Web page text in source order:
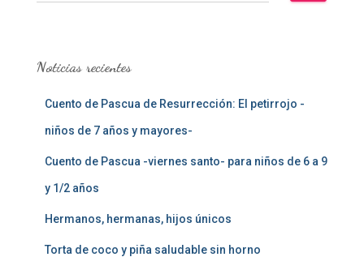
rNoticias recientes
Cuento de Pascua de Resurrección: El petirrojo -
niños de 7 años y mayores-
Cuento de Pascua -viernes santo- para niños de 6 a 9
y 1/2 años
Hermanos, hermanas, hijos únicos
Torta de coco y piña saludable sin horno